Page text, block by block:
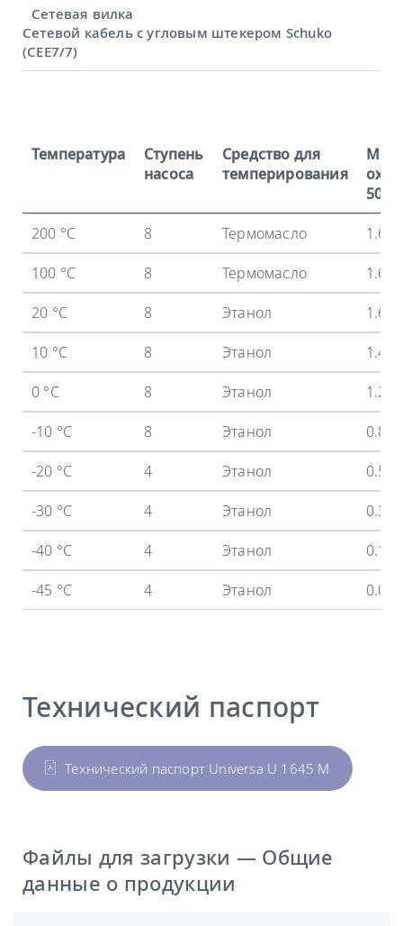
Сетевая вилка
Сетевой кабель с угловым штекером Schuko
(CEE7/7)
Температура
Ступень
насоса
Средство для
темперирования
50 Гц
200 °C
8 Термомасло
1.6
100 °C
8 Термомасло
1.6
20 °C
8 Этанол
1.6
10 °C
8 Этанол
1.45
0 °C
8 Этанол
1.2
-10 °C
8 Этанол
0.86
-20 °C
4 Этанол
0.58
-30 °C
4 Этанол
0.35
-40 °C
4 Этанол
0.15
-45 °C
4 Этанол 0.07
Технический паспорт
Технический паспорт Universa U 1645 M
Файлы для загрузки — Общие
данные о продукции